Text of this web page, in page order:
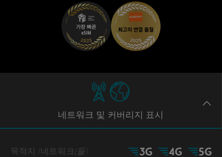
네트워크 및 커버리지 표시
목적지 /네트워크(들)